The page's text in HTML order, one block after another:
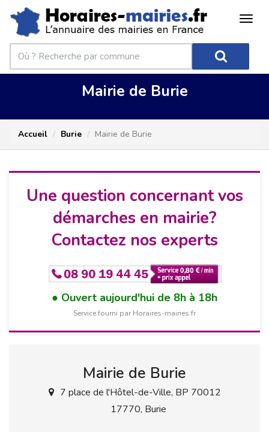
Mairie de Burie
Accueil Burie Mairie de Burie
Une question concernant vos
démarches en mairie?
Contactez nos experts
Ouvert aujourd'hui de 8h à 18h
Service fourni par Horaires-mairies.fr
Mairie de Burie
7 place de l'Hôtel-de-Ville, BP 70012
17770, Burie